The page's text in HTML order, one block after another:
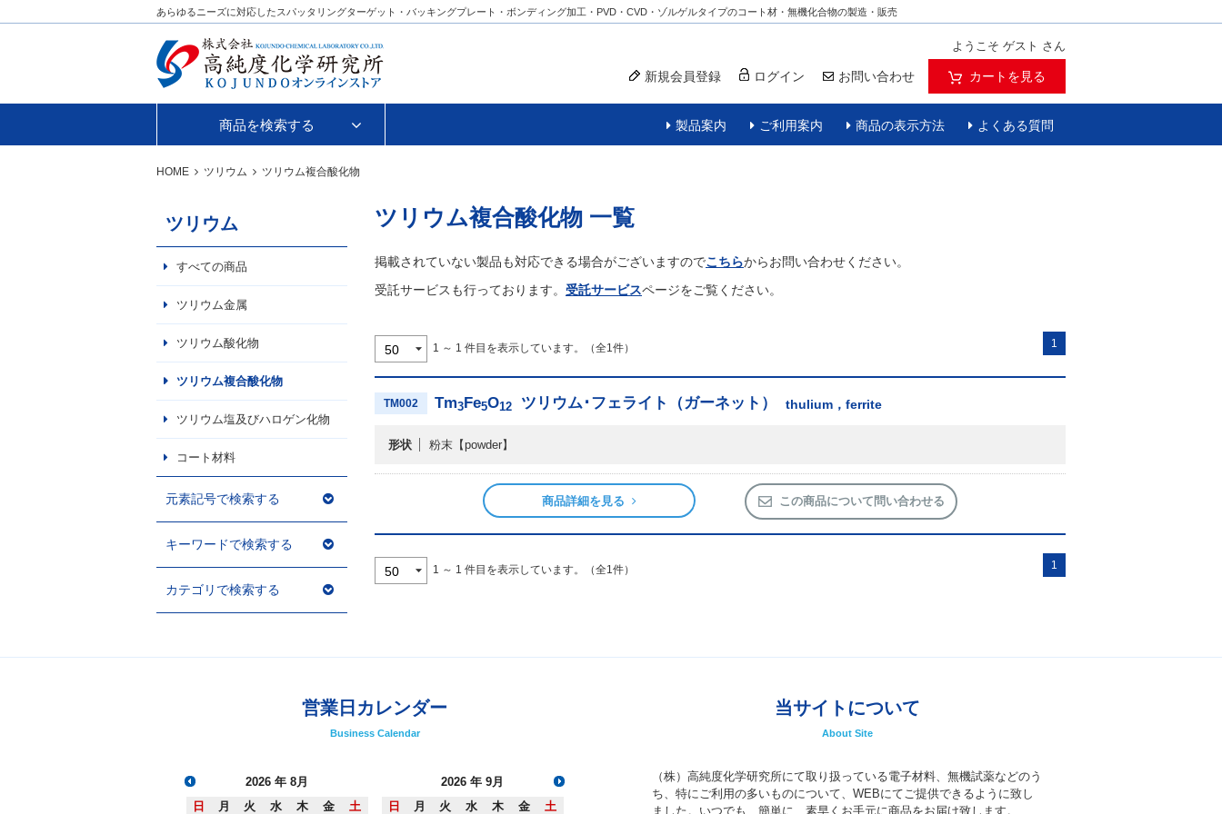
あらゆるニーズに対応したスパッタリングターゲット・バッキングプレート・ボンディング加工・PVD・CVD・ゾルゲルタイプのコート材・無機化合物の製造・販売
ようこそ ゲスト さん
新規会員登録 ログイン お問い合わせ カートを見る
商品を検索する 製品案内 ご利用案内 商品の表示方法 よくある質問
HOME ツリウム ツリウム複合酸化物
ツリウム
すべての商品
ツリウム金属
ツリウム酸化物
ツリウム複合酸化物
ツリウム塩及びハロゲン化物
コート材料
元素記号で検索する
キーワードで検索する
カテゴリで検索する
ツリウム複合酸化物 一覧
掲載されていない製品も対応できる場合がございますのでこちらからお問い合わせください。
受託サービスも行っております。 受託サービスページをご覧ください。
1 ～ 1 件目を表示しています。（全1件） 1
TM002 Tm3 Fe5O12 ツリウム･フェライト（ガーネット） thulium，ferrite
形状 粉末 【powder】
商品詳細を見る この商品について問い合わせる
1 ～ 1 件目を表示しています。（全1件） 1
当サイトについて
About Site
（株）高純度化学研究所にて取り扱っている電子材料、無機試薬などのう
ち、特にご利用の多いものについて、WEBにてご提供できるように致し
ました。いつでも、簡単に、素早くお手元に商品をお届け致します。
営業日カレンダー
Business Calendar
2026 年 8月
日
月 火 水 木 金 土
2026 年 9月
日
月 火 水 木 金 土